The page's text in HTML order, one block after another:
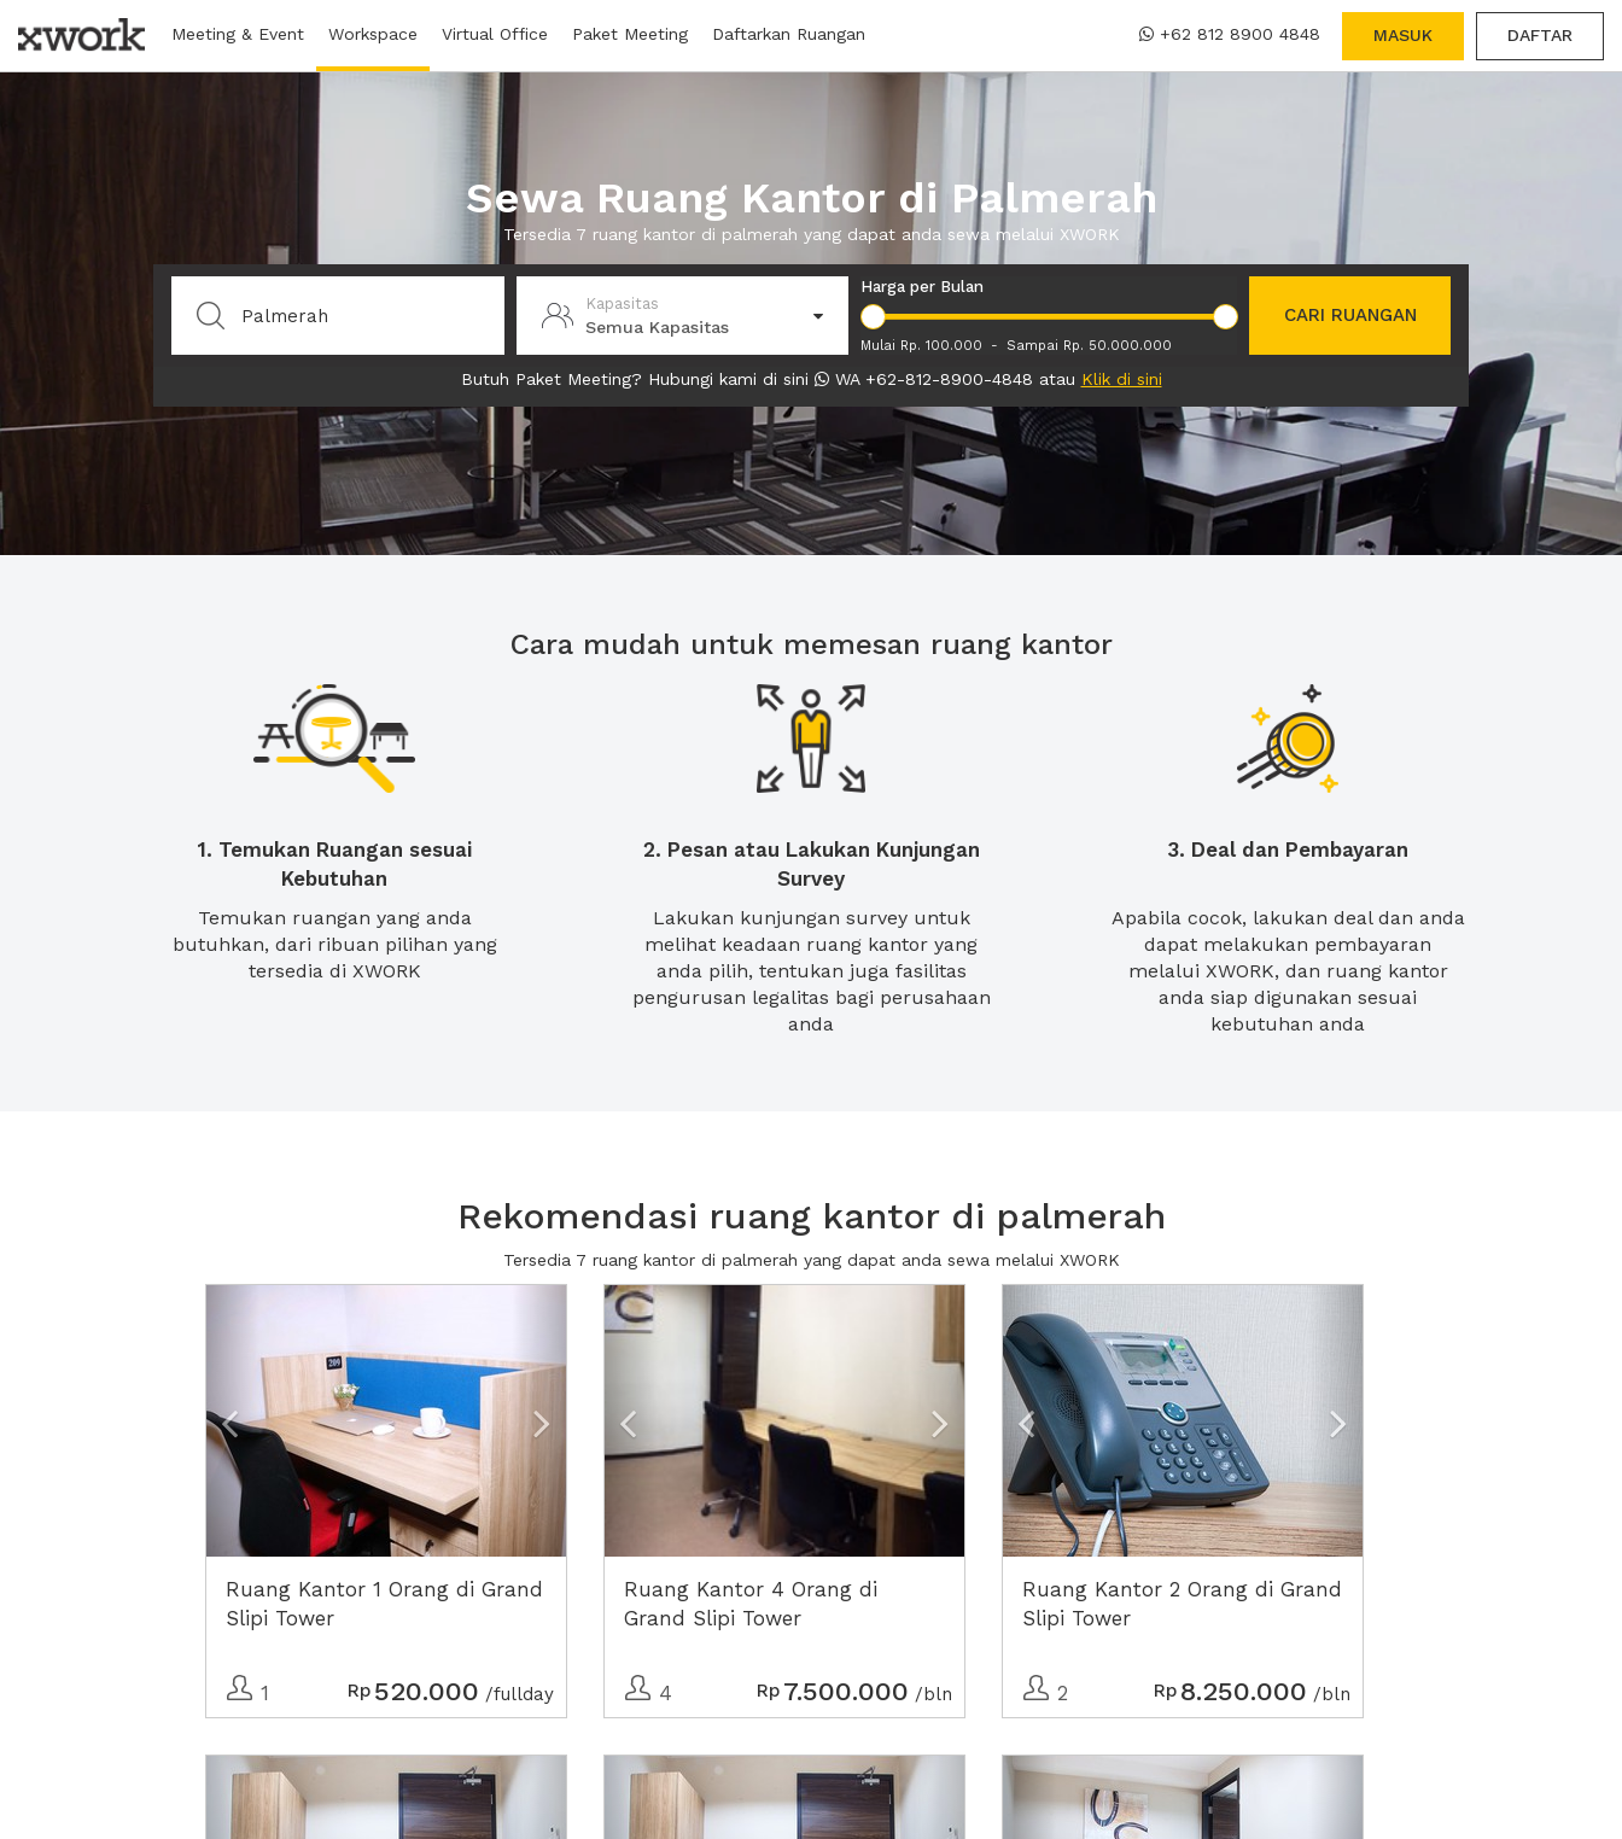
Meeting & Event Workspace Virtual Office Paket Meeting Daftarkan Ruangan +62 812 8900 4848 MASUK DAFTAR
Sewa Ruang Kantor di Palmerah
Tersedia 7 ruang kantor di palmerah yang dapat anda sewa melalui XWORK
Kapasitas
Semua Kapasitas
Harga per Bulan
Mulai Rp. 100.000 - Sampai Rp. 50.000.000
CARI RUANGAN
Butuh Paket Meeting? Hubungi kami di sini WA +62-812-8900-4848 atau Klik di sini
Cara mudah untuk memesan ruang kantor
1. Temukan Ruangan sesuai
Kebutuhan
Temukan ruangan yang anda
butuhkan, dari ribuan pilihan yang
tersedia di XWORK
2. Pesan atau Lakukan Kunjungan
Survey
Lakukan kunjungan survey untuk
melihat keadaan ruang kantor yang
anda pilih, tentukan juga fasilitas
pengurusan legalitas bagi perusahaan
anda
3. Deal dan Pembayaran
Apabila cocok, lakukan deal dan anda
dapat melakukan pembayaran
melalui XWORK, dan ruang kantor
anda siap digunakan sesuai
kebutuhan anda
Rekomendasi ruang kantor di palmerah
Tersedia 7 ruang kantor di palmerah yang dapat anda sewa melalui XWORK
Next2
Ruang Kantor 1 Orang di Grand
Slipi Tower
1 Rp 520.000 /fullday
Previous
Ruang Kantor 4 Orang di
Grand Slipi Tower
4 Rp 7.500.000 /bln
Ruang Kantor 2 Orang di Grand
Slipi Tower
2 Rp 8.250.000 /bln
Previous Previous Previous